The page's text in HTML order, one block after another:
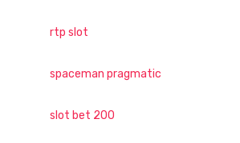
rtp slot
spaceman pragmatic
slot bet 200